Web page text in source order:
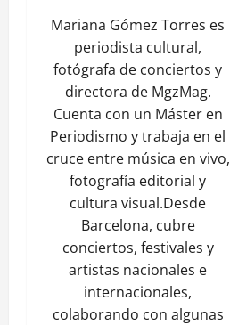
Mariana Gómez Torres es
periodista cultural,
fotógrafa de conciertos y
directora de MgzMag.
Cuenta con un Máster en
Periodismo y trabaja en el
cruce entre música en vivo,
fotografía editorial y
cultura visual.Desde
Barcelona, cubre
conciertos, festivales y
artistas nacionales e
internacionales,
colaborando con algunas